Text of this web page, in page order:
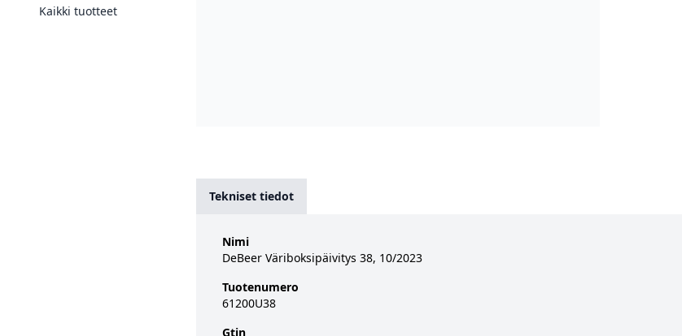
Kaikki tuotteet
Tekniset tiedot
Nimi
DeBeer Väriboksipäivitys 38, 10/2023
Tuotenumero
61200U38
Gtin